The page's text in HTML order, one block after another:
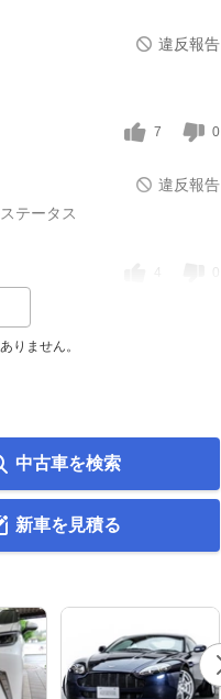
違反報告
7 0
違反報告
テータス
4
りません。
中古車を検索
新車を見積る